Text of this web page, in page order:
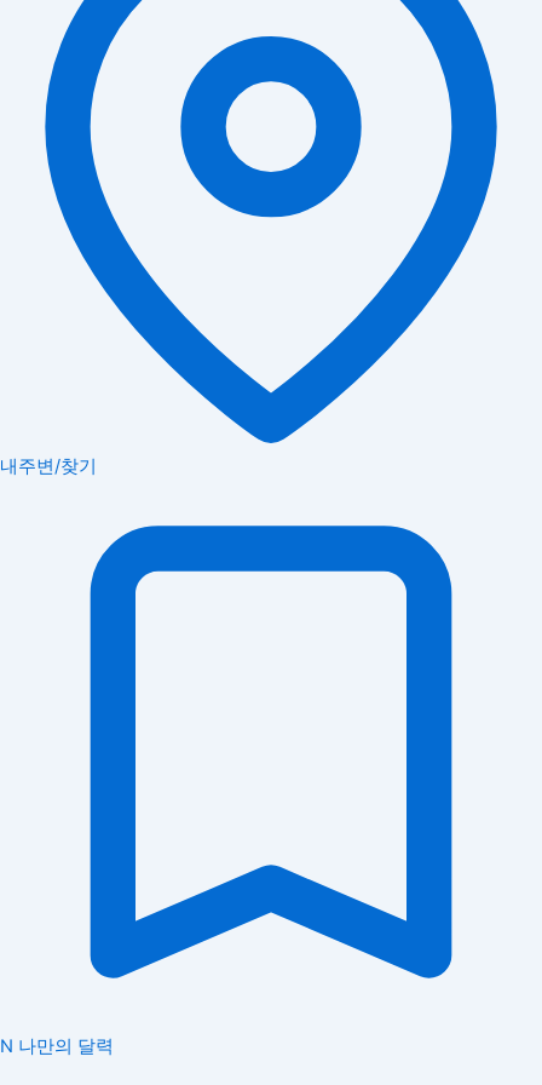
내주변/찾기
N 나만의 달력